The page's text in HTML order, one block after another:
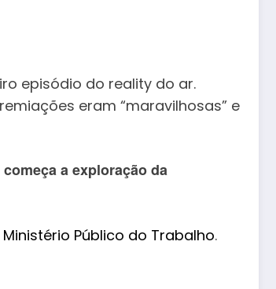
episódio do reality do ar.
eram “maravilhosas” e
a exploração da
Público do Trabalho.